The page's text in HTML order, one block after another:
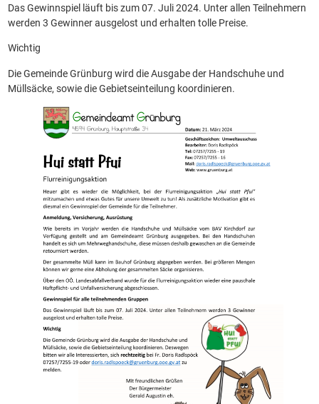
Das Gewinnspiel läuft bis zum 07. Juli 2024. Unter allen Teilnehmern
werden 3 Gewinner ausgelost und erhalten tolle Preise.
Wichtig
Die Gemeinde Grünburg wird die Ausgabe der Handschuhe und
Müllsäcke, sowie die Gebietseinteilung koordinieren.